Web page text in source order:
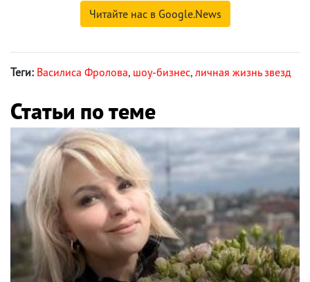
Читайте нас в Google.News
Теги: Василиса Фролова, шоу-бизнес, личная жизнь звезд
Статьи по теме